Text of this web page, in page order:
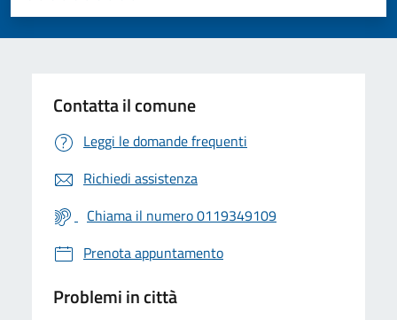
Valuta 5 stelle su 5
Valuta 4 stelle su 5
Valuta 3 stelle su 5
Valuta 2 stelle su 5
Valuta 1 stelle su 5
Contatta il comune
Leggi le domande frequenti
Richiedi assistenza
Chiama il numero 0119349109
Prenota appuntamento
Problemi in città